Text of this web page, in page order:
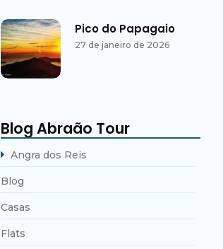
Pico do Papagaio
27 de janeiro de 2026
Blog Abraão Tour
Angra dos Reis
Blog
Casas
Flats